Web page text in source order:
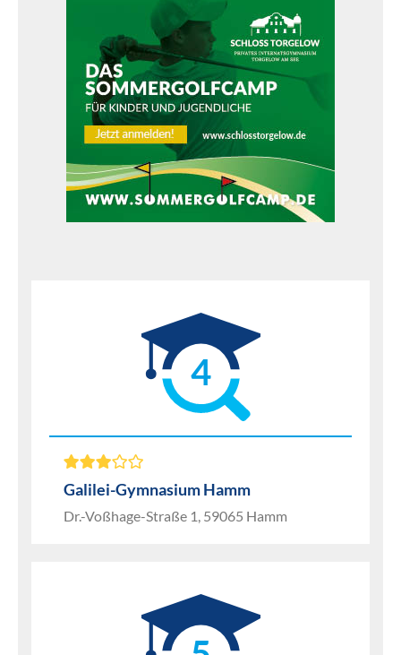
4
Galilei-Gymnasium Hamm
Dr.-Voßhage-Straße 1, 59065 Hamm